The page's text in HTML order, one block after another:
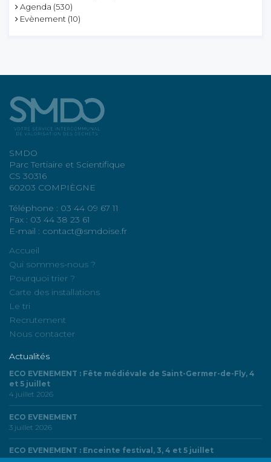
Agenda (530)
Evènement (10)
SMDO
Parc Tertiaire et Scientifique
CS 30316
60203 COMPIÈGNE
Téléphone : 03 44 09 67 11
Fax : 03 44 38 23 61
E-mail : contact@smdoise.fr
Accueil
Qui sommes-nous ?
Pourquoi trier ?
Carte des installations
Le tri
Recrutement
Nous contacter
Actualités
ECO EVENEMENT : Fête médiévale de Saint-Germer-de-Fly, 4
et 5 juillet
4 juillet 2026
ECO EVENEMENT
3 juillet 2026
ECO EVENEMENT : Enceinte festival, 3, 4 et 5 juillet